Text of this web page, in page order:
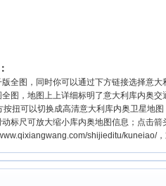
全图，同时你可以通过下方链接选择意
图，地图上上详细标明了意大利库内奥
扭可以切换成高清意大利库内奥卫星地图
标尺可放大缩小库内奥地图信息；点击
shijieditu/kuneiao/